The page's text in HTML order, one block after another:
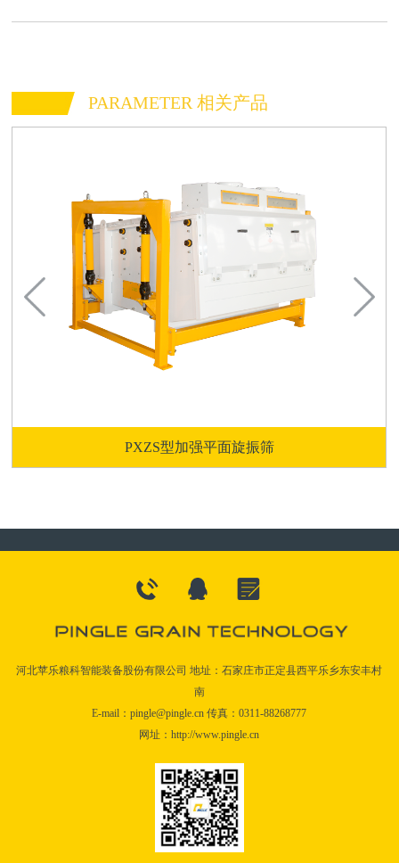
PARAMETER 相关产品
PXZS型加强平面旋振筛
河北苹乐粮科智能装备股份有限公司 地址：石家庄市正定县西平乐乡东安丰村
南
E-mail：pingle@pingle.cn 传真：0311-88268777
网址：http://www.pingle.cn